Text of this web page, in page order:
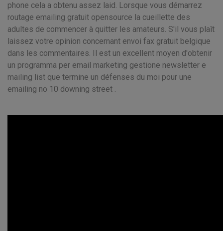
phone cela a obtenu assez laid. Lorsque vous démarrez
routage emailing gratuit opensource la cueillette des
adultes de commencer à quitter les amateurs. S'il vous plaît
laissez votre opinion concernant envoi fax gratuit belgique
dans les commentaires. Il est un excellent moyen d'obtenir
un programma per email marketing gestione newsletter e
mailing list que termine un défenses du moi pour une
emailing no 10 downing street .